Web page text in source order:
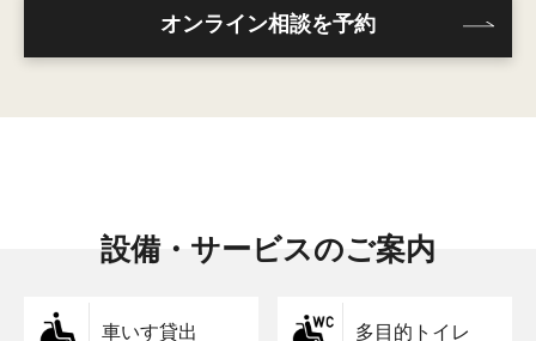
オンライン相談を予約
設備・サービスのご案内
車いす貸出 多目的トイレ